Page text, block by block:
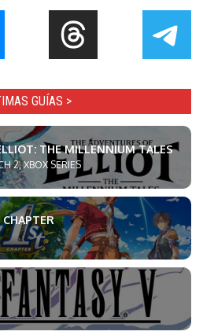
GUÍAS >
THE MILLENNIUM TALES
2, XBOX SERIES